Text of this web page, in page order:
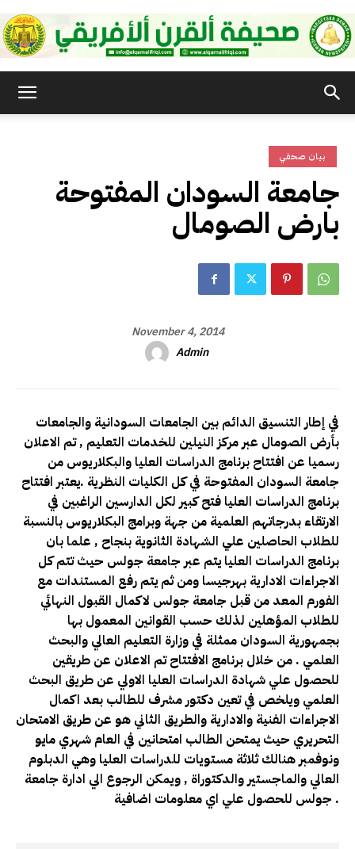
الأفريقي
بيان صحفي
جامعة السودان المفتوحة
بارض الصومال
November 4, 2014
Admin
في إطار التنسيق الدائم بين الجامعات السودانية والجامعات
بأرض الصومال عبر مركز النيلين للخدمات التعليم , تم الاعلان
رسميا عن افتتاح برنامج الدراسات العليا والبكلاريوس من
جامعة السودان المفتوحة في كل الكليات النظرية .يعتبر افتتاح
برنامج الدراسات العليا فتح كبير لكل الدارسين الراغبين في
الارتقاء بدرجاتهم العلمية من جهة وبرامج البكلاريوس بالنسبة
للطلاب الحاصلين علي الشهادة الثانوية بنجاح , علما بان
برنامج الدراسات العليا يتم عبر جامعة جولس حيث تتم كل
الاجراءات الادارية بهرجيسا ومن ثم يتم رفع المستندات مع
الفورم المعد من قبل جامعة جولس لاكمال القبول النهائي
للطلاب المؤهلين لذلك حسب القوانين المعمول بها
بجمهورية السودان ممثلة في وزارة التعليم العالي والبحث
العلمي . من خلال برنامج الافتتاح تم الاعلان عن طريقين
للحصول علي شهادة الدراسات العليا الاولي عن طريق البحث
العلمي ويلخص في تعين دكتور مشرف للطالب بعد اكمال
الاجراءات الفنية والادارية والطريق الثاني هو عن طريق الامتحان
التحريري حيث يمتحن الطالب امتحانين في العام شهري مايو
ونوفمبر هنالك ثلاثة مستويات للدراسات العليا وهي الدبلوم
العالي والماجستير والدكتوراة , ويمكن الرجوع الي ادارة جامعة
جولس للحصول علي اي معلومات اضافية .